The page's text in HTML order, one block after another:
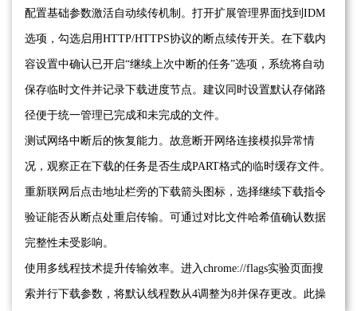
配置基础参数激活自动续传机制。打开扩展管理界面找到IDM
选项，勾选启用HTTP/HTTPS协议的断点续传开关。在下载内
容设置中确认已开启“继续上次中断的任务”选项，系统将自动
保存临时文件并记录下载进度节点。建议同时设置默认存储路
径便于统一管理已完成和未完成的文件。
测试网络中断后的恢复能力。故意断开网络连接模拟异常情
况，观察正在下载的任务是否生成PART格式的临时缓存文件。
重新联网后点击地址栏旁的下载箭头图标，选择继续下载指令
验证能否从断点处重启传输。可通过对比文件哈希值确认数据
完整性未受影响。
使用多线程技术提升传输效率。进入chrome://flags实验页面搜
索并行下载参数，将默认线程数从4调整为8并保存更改。此操